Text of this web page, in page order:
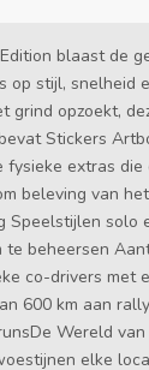
blaast de
op stijl, snelheid
opzoekt,
Stickers
fysieke extras die
beleving van
Speelstijlen solo
te beheersen
co-drivers met
600 km aan
Wereld van
elke